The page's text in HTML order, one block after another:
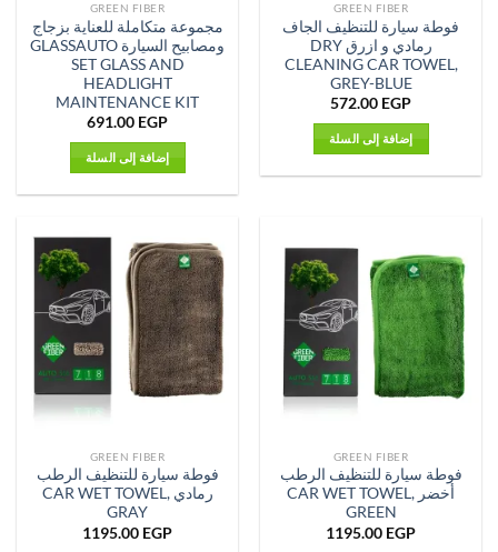
GREEN FIBER
فوطة سيارة للتنظيف الجاف
رمادي و ازرق DRY
CLEANING CAR TOWEL,
GREY-BLUE
572.00 EGP
إضافة إلى السلة
GREEN FIBER
مجموعة متكاملة للعناية بزجاج
ومصابيح السيارة GLASSAUTO
SET GLASS AND
HEADLIGHT
MAINTENANCE KIT
691.00 EGP
إضافة إلى السلة
GREEN FIBER
فوطة سيارة للتنظيف الرطب
أخضر CAR WET TOWEL,
GREEN
1195.00 EGP
GREEN FIBER
فوطة سيارة للتنظيف الرطب
رمادي CAR WET TOWEL,
GRAY
1195.00 EGP